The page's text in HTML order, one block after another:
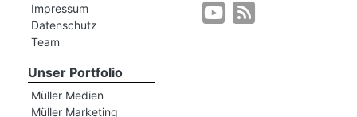
Impressum
Datenschutz
Team
Unser Portfolio
Müller Medien
Müller Marketing